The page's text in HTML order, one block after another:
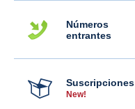
Números
entrantes
Suscripciones
New!